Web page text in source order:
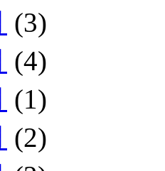
(3)
(4)
(1)
(2)